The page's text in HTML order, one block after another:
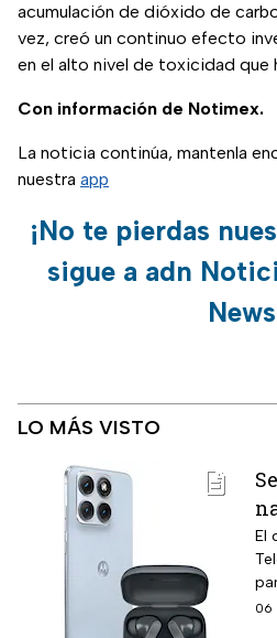
acumulación de dióxido de
vez, creó un continuo efecto
en el alto nivel de toxicidad que
Con información de Notimex.
La noticia continúa, mantenla
nuestra app
¡No te pierdas
sigue a adn
LO MÁS VISTO
El
06